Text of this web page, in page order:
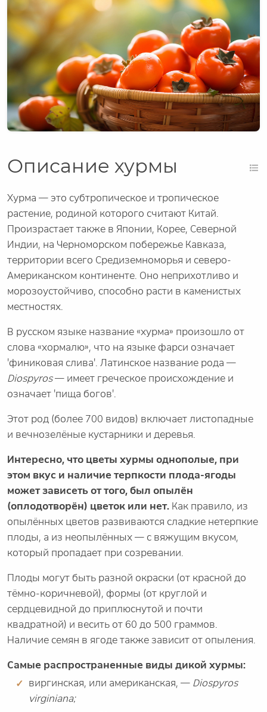
Описание хурмы
Хурма — это субтропическое и тропическое
растение, родиной которого считают Китай.
Произрастает также в Японии, Корее, Северной
Индии, на Черноморском побережье Кавказа,
территории всего Средиземноморья и северо-
Американском континенте. Оно неприхотливо и
морозоустойчиво, способно расти в каменистых
местностях.
В русском языке название «хурма» произошло от
слова «хормалю», что на языке фарси означает
'финиковая слива'. Латинское название рода —
Diospyros— имеет греческое происхождение и
означает 'пища богов'.
Этот род (более 700 видов) включает листопадные
и вечнозелёные кустарники и деревья.
Интересно, что цветы хурмы однополые, при
этом вкус и наличие терпкости плода-ягоды
может зависеть от того, был опылён
(оплодотворён) цветок или нет. Как правило, из
опылённых цветов развиваются сладкие нетерпкие
плоды, а из неопылённых — с вяжущим вкусом,
который пропадает при созревании.
Плоды могут быть разной окраски (от красной до
тёмно-коричневой), формы (от круглой и
сердцевидной до приплюснутой и почти
квадратной) и весить от 60 до 500 граммов.
Наличие семян в ягоде также зависит от опыления.
Самые распространенные виды дикой хурмы:
виргинская, или американская, — Diospyros
virginiana;